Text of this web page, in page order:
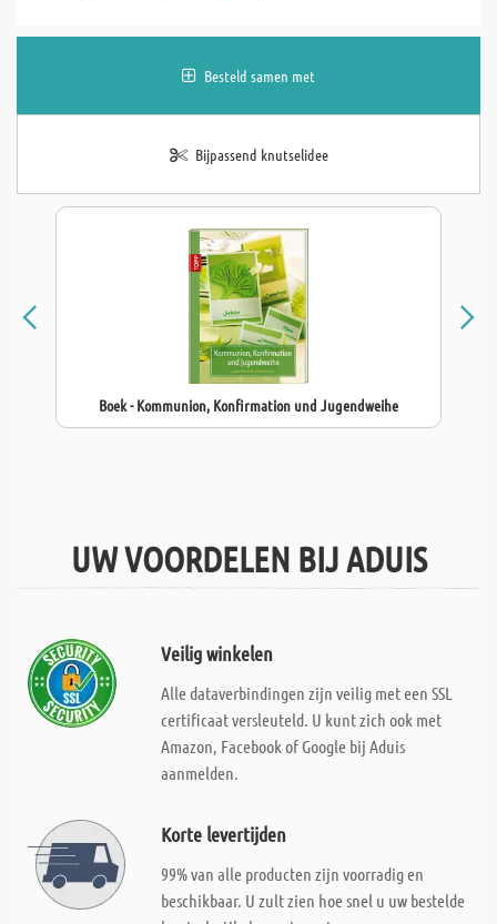
Besteld samen met
Bijpassend knutselidee
Boek - Kommunion, Konfirmation und Jugendweihe
UW VOORDELEN BIJ ADUIS
Veilig winkelen
Alle dataverbindingen zijn veilig met een SSL
certificaat versleuteld. U kunt zich ook met
Amazon, Facebook of Google bij Aduis
aanmelden.
Korte levertijden
99% van alle producten zijn voorradig en
beschikbaar. U zult zien hoe snel u uw bestelde